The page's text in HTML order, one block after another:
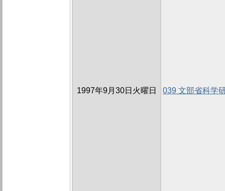
1997年9月30日火曜日 039 文部省科学